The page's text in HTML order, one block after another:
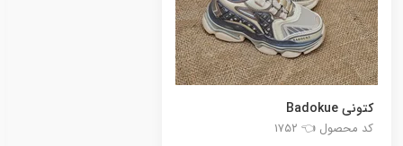
کتونی Badokue
کد محصول 👈 ۱۷۵۲